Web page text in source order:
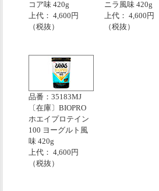
コア味 420g
上代： 4,600円
（税抜）
ニラ風味 420g
上代： 4,600円
（税抜）
品番：35183MJ
〔在庫〕BIOPRO
ホエイプロテイン
100 ヨーグルト風
味 420g
上代： 4,600円
（税抜）